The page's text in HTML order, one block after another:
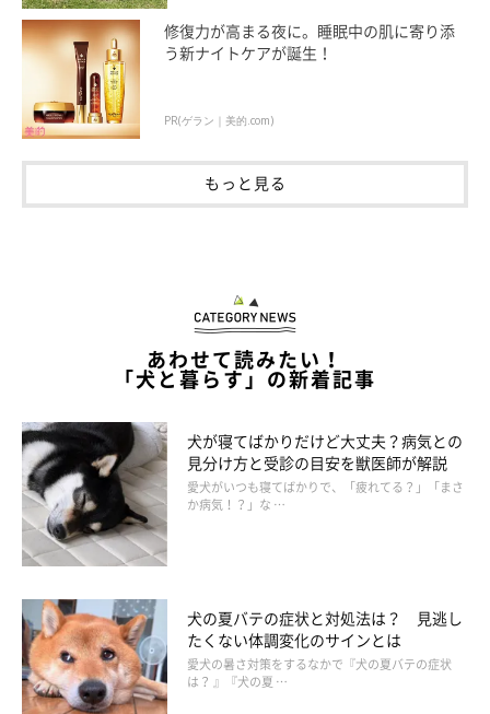
インスタで発見！キャンプを楽しむ犬たち
修復力が高まる夜に。睡眠中の肌に寄り添
う新ナイトケアが誕生！
PR(ゲラン｜美的.com)
もっと見る
あわせて読みたい！
「犬と暮らす」の新着記事
犬が寝てばかりだけど大丈夫？病気との
見分け方と受診の目安を獣医師が解説
愛犬がいつも寝てばかりで、「疲れてる？」「まさ
か病気！？」な …
犬の夏バテの症状と対処法は？ 見逃し
たくない体調変化のサインとは
愛犬の暑さ対策をするなかで『犬の夏バテの症状
は？ 』『犬の夏 …